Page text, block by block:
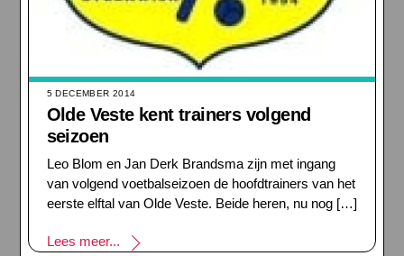
5 DECEMBER 2014
Olde Veste kent trainers volgend
seizoen
Leo Blom en Jan Derk Brandsma zijn met ingang
van volgend voetbalseizoen de hoofdtrainers van het
eerste elftal van Olde Veste. Beide heren, nu nog […]
Lees meer...